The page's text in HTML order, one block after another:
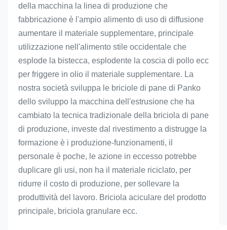
della macchina la linea di produzione che
fabbricazione è l'ampio alimento di uso di diffusione
aumentare il materiale supplementare, principale
utilizzazione nell'alimento stile occidentale che
esplode la bistecca, esplodente la coscia di pollo ecc
per friggere in olio il materiale supplementare. La
nostra società sviluppa le briciole di pane di Panko
dello sviluppo la macchina dell'estrusione che ha
cambiato la tecnica tradizionale della briciola di pane
di produzione, investe dal rivestimento a distrugge la
formazione è i produzione-funzionamenti, il
personale è poche, le azione in eccesso potrebbe
duplicare gli usi, non ha il materiale riciclato, per
ridurre il costo di produzione, per sollevare la
produttività del lavoro. Briciola aciculare del prodotto
principale, briciola granulare ecc.